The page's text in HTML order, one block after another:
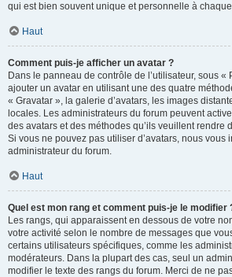
qui est bien souvent unique et personnelle à
Haut
Comment puis-je afficher un avatar ?
Dans le panneau de contrôle de l’utilisateur, sous «
ajouter un avatar en utilisant une des quatre
« Gravatar », la galerie d’avatars, les images
locales. Les administrateurs du forum peuvent
des avatars et des méthodes qu’ils veuillent rendre
Si vous ne pouvez pas utiliser d’avatars, nous vous
administrateur du forum.
Haut
Quel est mon rang et comment puis-je le modifier
Les rangs, qui apparaissent en dessous de votre
votre activité selon le nombre de messages que
certains utilisateurs spécifiques, comme les
modérateurs. Dans la plupart des cas, seul un
modifier le texte des rangs du forum. Merci de ne